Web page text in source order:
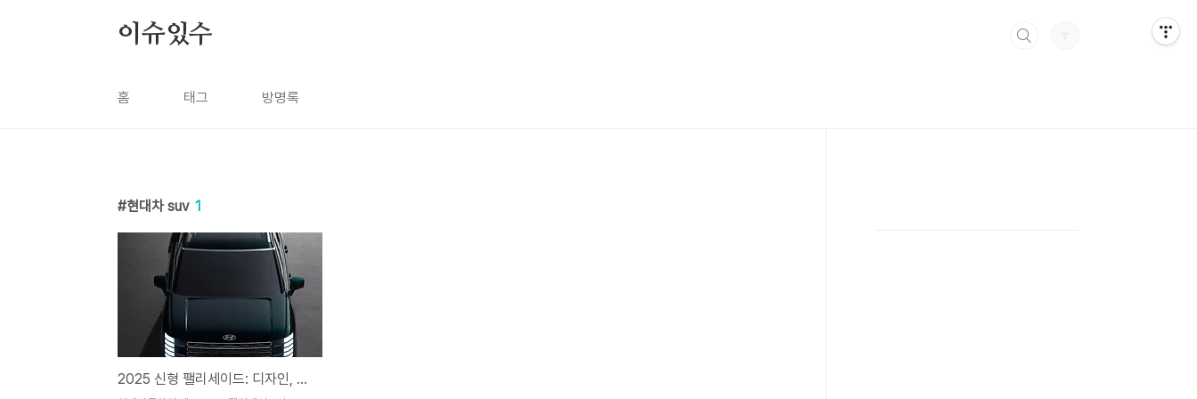
이슈있수
홈 태그 방명록
현대차 suv 1
2025 신형 팰리세이드: 디자인, 실내, 성능까지 완벽 분석 🚗✨